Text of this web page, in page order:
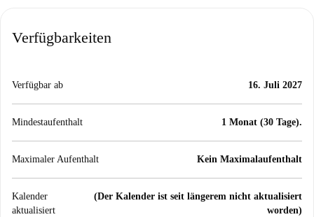
Verfügbarkeiten
Verfügbar ab 16. Juli 2027
Mindestaufenthalt 1 Monat (30 Tage).
Maximaler Aufenthalt Kein Maximalaufenthalt
Kalender
aktualisiert
(Der Kalender ist seit längerem nicht aktualisiert
worden)